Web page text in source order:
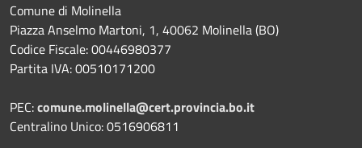
Comune di Molinella
Piazza Anselmo Martoni, 1, 40062 Molinella (BO)
Codice Fiscale: 00446980377
Partita IVA: 00510171200
PEC:comune.molinella@cert.provincia.bo.it
Centralino Unico: 0516906811